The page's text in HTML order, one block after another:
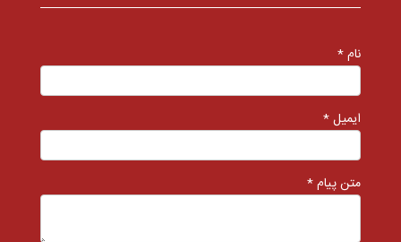
نام *
ایمیل *
متن پیام *